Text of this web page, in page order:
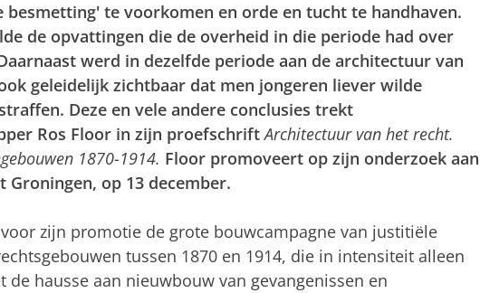
besmetting' te voorkomen en orde en tucht te handhaven.
de opvattingen die de overheid in die periode had over
werd in dezelfde periode aan de architectuur van
geleidelijk zichtbaar dat men jongeren liever wilde
Deze en vele andere conclusies trekt
Ros Floor in zijn proefschriftArchitectuur van het recht.
1870-1914. Floor promoveert op zijn onderzoek aan
Groningen, op 13 december.
zijn promotie de grote bouwcampagne van justitiële
tussen 1870 en 1914, die in intensiteit alleen
de hausse aan nieuwbouw van gevangenissen en